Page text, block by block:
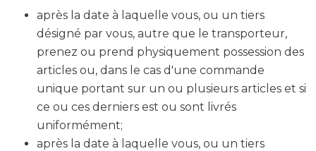
après la date à laquelle vous, ou un tiers
désigné par vous, autre que le transporteur,
prenez ou prend physiquement possession des
articles ou, dans le cas d'une commande
unique portant sur un ou plusieurs articles et si
ce ou ces derniers est ou sont livrés
uniformément;
après la date à laquelle vous, ou un tiers